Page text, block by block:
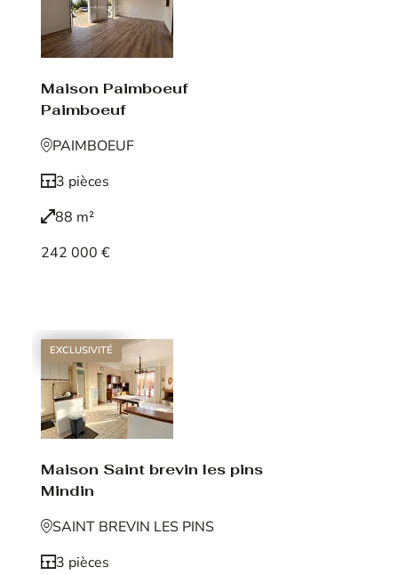
Maison Paimboeuf
Paimboeuf
PAIMBOEUF
3 pièces
88 m²
242 000 €
EXCLUSIVITÉ
Maison Saint brevin les pins
Mindin
SAINT BREVIN LES PINS
3 pièces